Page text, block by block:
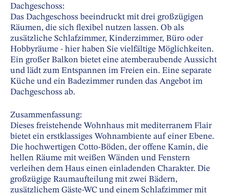
Dachgeschoss:
Das Dachgeschoss beeindruckt mit drei großzügigen
Räumen, die sich flexibel nutzen lassen. Ob als
zusätzliche Schlafzimmer, Kinderzimmer, Büro oder
Hobbyräume - hier haben Sie vielfältige Möglichkeiten.
Ein großer Balkon bietet eine atemberaubende Aussicht
und lädt zum Entspannen im Freien ein. Eine separate
Küche und ein Badezimmer runden das Angebot im
Dachgeschoss ab.
Zusammenfassung:
Dieses freistehende Wohnhaus mit mediterranem Flair
bietet ein erstklassiges Wohnambiente auf einer Ebene.
Die hochwertigen Cotto-Böden, der offene Kamin, die
hellen Räume mit weißen Wänden und Fenstern
verleihen dem Haus einen einladenden Charakter. Die
großzügige Raumaufteilung mit zwei Bädern,
zusätzlichem Gäste-WC und einem Schlafzimmer mit